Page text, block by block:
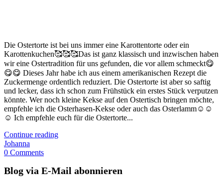
Die Ostertorte ist bei uns immer eine Karottentorte oder ein
Karottenkuchen🥰🥰🥰Das ist ganz klassisch und inzwischen haben
wir eine Ostertradition für uns gefunden, die vor allem schmeckt😋
😋😋 Dieses Jahr habe ich aus einem amerikanischen Rezept die
Zuckermenge ordentlich reduziert. Die Ostertorte ist aber so saftig
und lecker, dass ich schon zum Frühstück ein erstes Stück verputzen
könnte. Wer noch kleine Kekse auf den Ostertisch bringen möchte,
empfehle ich die Osterhasen-Kekse oder auch das Osterlamm☺️☺️
☺️ Ich empfehle euch für die Ostertorte...
Continue reading
Johanna
0 Comments
Blog via E-Mail abonnieren